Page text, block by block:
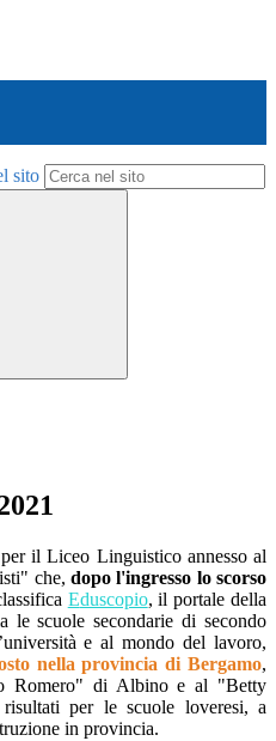
sito
il Liceo Linguistico annesso al
che, dopo l'ingresso lo scorso
Eduscopio, il portale della
le scuole secondarie di secondo
e al mondo del lavoro,
nella provincia di Bergamo,
Romero" di Albino e al "Betty
per le scuole loveresi, a
in provincia.